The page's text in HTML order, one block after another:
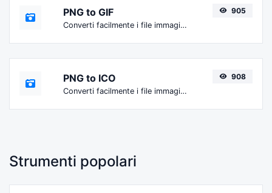
PNG to GIF
Converti facilmente i file immagine PNG in GIF.
905
PNG to ICO
Converti facilmente i file immagine PNG in ICO.
908
Strumenti popolari